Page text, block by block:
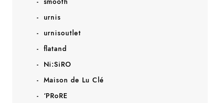
urnis
urnisoutlet
flatand
Ni:SiRO
Maison de Lu Clé
‘PRoRE